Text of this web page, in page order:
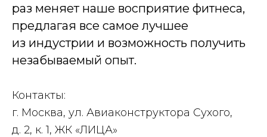
раз меняет наше восприятие фитнеса,
предлагая все самое лучшее
из индустрии и возможность получить
незабываемый опыт.
Контакты:
г. Москва, ул. Авиаконструктора Сухого,
д. 2, к. 1, ЖК «ЛИЦА»